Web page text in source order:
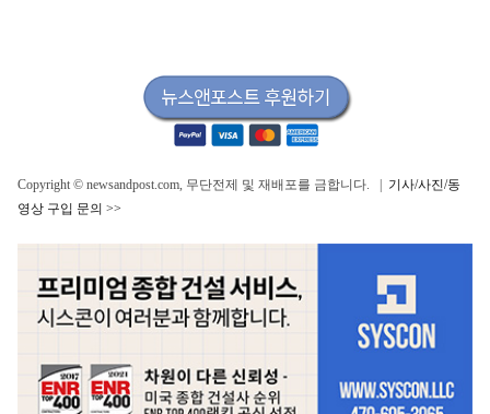
Copyright © newsandpost.com, 무단전제 및 재배포를 금합니다. | 기사/사진/동
영상 구입 문의 >>